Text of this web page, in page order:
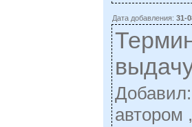
Дата добавления:31-
автором